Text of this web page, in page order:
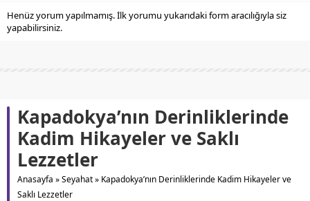
Henüz yorum yapılmamış. İlk yorumu yukarıdaki form aracılığıyla siz
yapabilirsiniz.
Kapadokya’nın Derinliklerinde
Kadim Hikayeler ve Saklı
Lezzetler
Anasayfa »Seyahat» Kapadokya’nın Derinliklerinde Kadim Hikayeler ve
Saklı Lezzetler